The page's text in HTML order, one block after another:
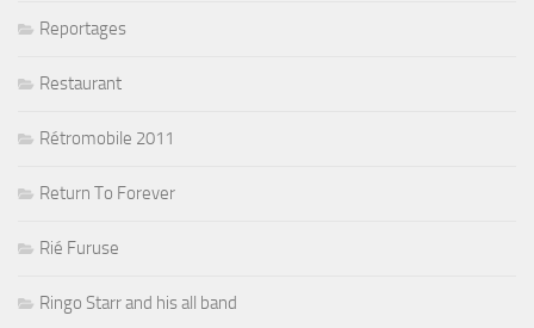
Reportages
Restaurant
Rétromobile 2011
Return To Forever
Rié Furuse
Ringo Starr and his all band